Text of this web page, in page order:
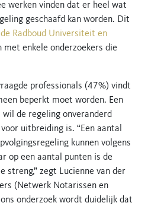
werken vinden dat er heel wat
geschaafd kan worden. Dit
Radboud Universiteit en
met enkele onderzoekers die
professionals (47%) vindt
beperkt moet worden. Een
de regeling onveranderd
uitbreiding is. “Een aantal
kunnen volgens
op een aantal punten is de
streng,” zegt Lucienne van der
(Netwerk Notarissen en
onderzoek wordt duidelijk dat